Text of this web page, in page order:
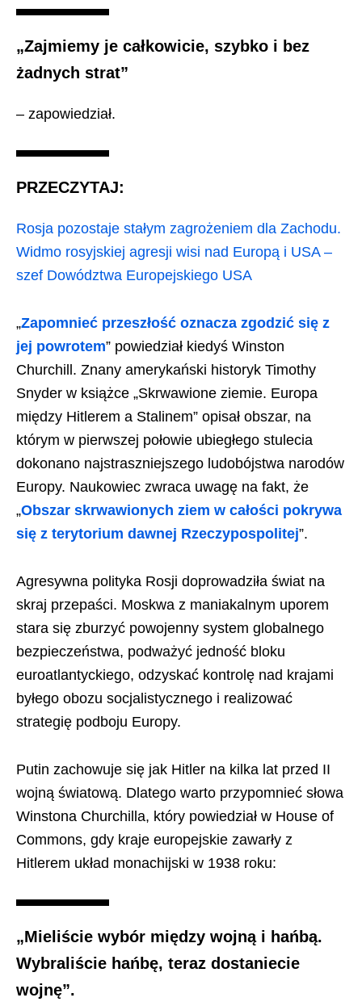
„Zajmiemy je całkowicie, szybko i bez
żadnych strat”
– zapowiedział.
PRZECZYTAJ:
Rosja pozostaje stałym zagrożeniem dla Zachodu.
Widmo rosyjskiej agresji wisi nad Europą i USA –
szef Dowództwa Europejskiego USA
„Zapomnieć przeszłość oznacza zgodzić się z
jej powrotem” powiedział kiedyś Winston
Churchill. Znany amerykański historyk Timothy
Snyder w książce „Skrwawione ziemie. Europa
między Hitlerem a Stalinem” opisał obszar, na
którym w pierwszej połowie ubiegłego stulecia
dokonano najstraszniejszego ludobójstwa narodów
Europy. Naukowiec zwraca uwagę na fakt, że
„Obszar skrwawionych ziem w całości pokrywa
się z terytorium dawnej Rzeczypospolitej”.
Agresywna polityka Rosji doprowadziła świat na
skraj przepaści. Moskwa z maniakalnym uporem
stara się zburzyć powojenny system globalnego
bezpieczeństwa, podważyć jedność bloku
euroatlantyckiego, odzyskać kontrolę nad krajami
byłego obozu socjalistycznego i realizować
strategię podboju Europy.
Putin zachowuje się jak Hitler na kilka lat przed II
wojną światową. Dlatego warto przypomnieć słowa
Winstona Churchilla, który powiedział w House of
Commons, gdy kraje europejskie zawarły z
Hitlerem układ monachijski w 1938 roku:
„Mieliście wybór między wojną i hańbą.
Wybraliście hańbę, teraz dostaniecie
wojnę”.